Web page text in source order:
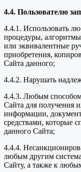
4.4. Пользователю
4.4.1. Использовать
процедуры,
или эквивалентные
приобретения,
Сайта данного;
4.4.2. Нарушать
4.4.3. Любым
Сайта для получения
информации,
средствами, которые
данного Сайта;
4.4.4.
любым другим
Сайту, а также к